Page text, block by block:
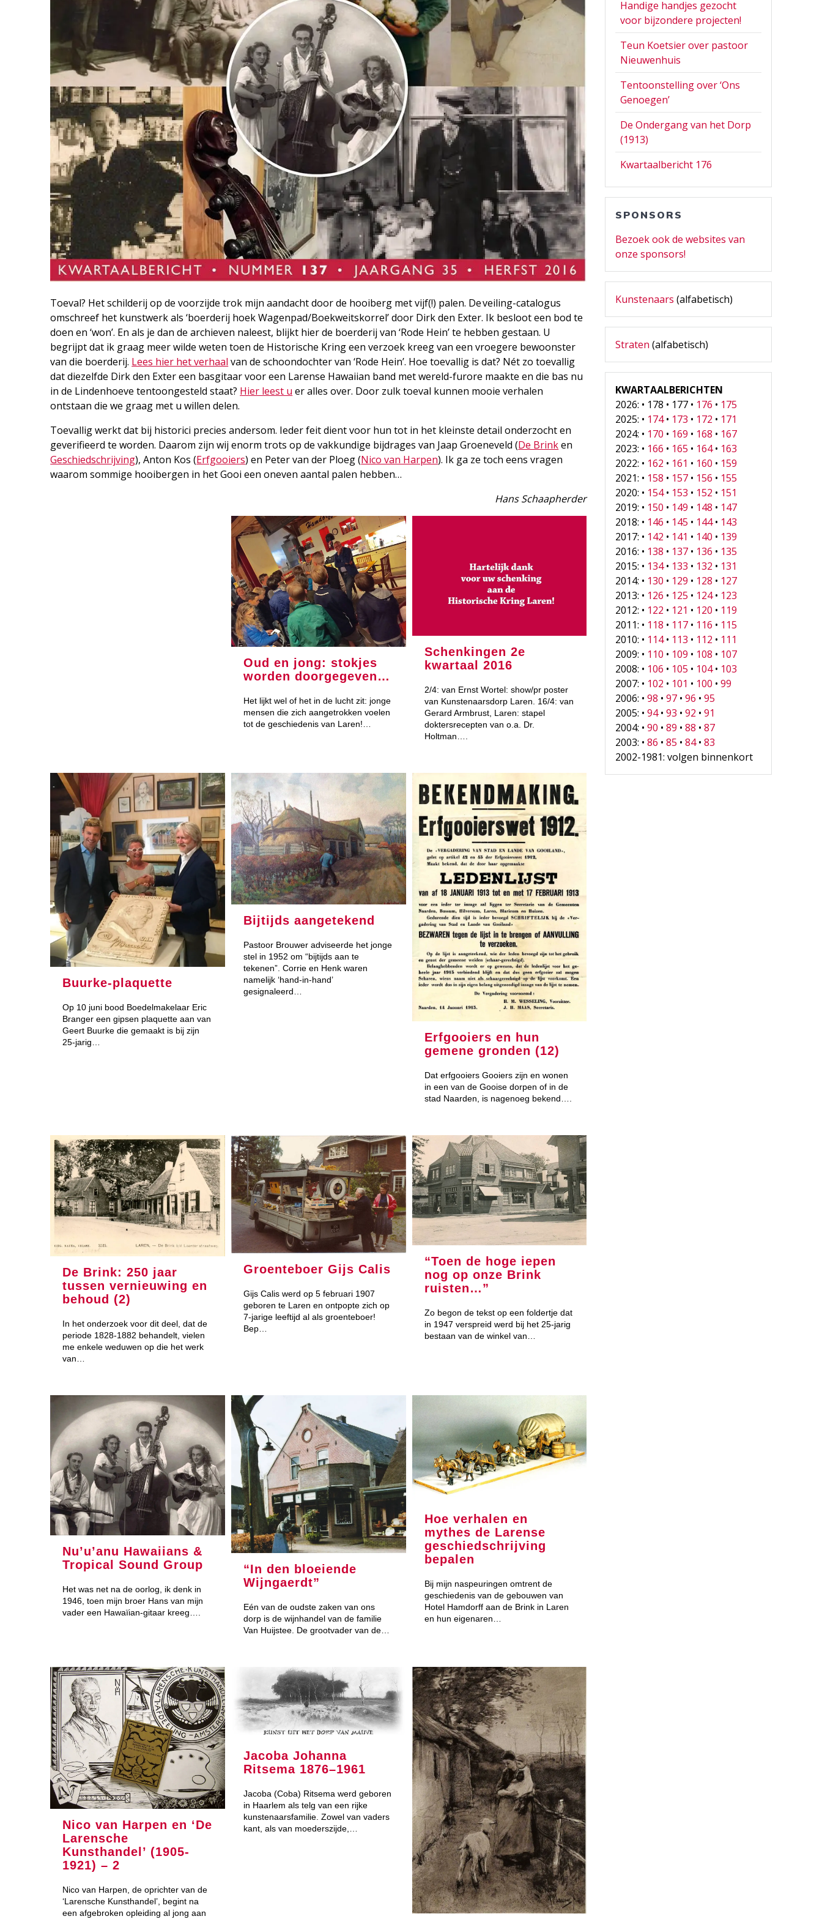
Toeval? Het schilderij op de voorzijde trok mijn aandacht door de hooiberg met vijf(!) palen. De veiling-catalogus
omschreef het kunstwerk als ‘boerderij hoek Wagenpad/Boekweitskorrel’ door Dirk den Exter. Ik besloot een bod te
doen en ‘won’. En als je dan de archieven naleest, blijkt hier de boerderij van ‘Rode Hein’ te hebben gestaan. U
begrijpt dat ik graag meer wilde weten toen de Historische Kring een verzoek kreeg van een vroegere bewoonster
van die boerderij. Lees hier het verhaal van de schoondochter van ‘Rode Hein’. Hoe toevallig is dat? Nét zo toevallig
dat diezelfde Dirk den Exter een basgitaar voor een Larense Hawaiian band met wereld-furore maakte en die bas nu
in de Lindenhoeve tentoongesteld staat? Hier leest u er alles over. Door zulk toeval kunnen mooie verhalen
ontstaan die we graag met u willen delen.
Toevallig werkt dat bij historici precies andersom. Ieder feit dient voor hun tot in het kleinste detail onderzocht en
geverifieerd te worden. Daarom zijn wij enorm trots op de vakkundige bijdrages van Jaap Groeneveld (De Brinken
Geschiedschrijving), Anton Kos (Erfgooiers) en Peter van der Ploeg (Nico van Harpen). Ik ga ze toch eens vragen
waarom sommige hooibergen in het Gooi een oneven aantal palen hebben…
Hans Schaapherder
Oud en jong: stokjes
worden doorgegeven…
Het lijkt wel of het in de lucht zit: jonge
mensen die zich aangetrokken voelen
tot de geschiedenis van Laren!…
Schenkingen 2e
kwartaal 2016
2/4: van Ernst Wortel: show/pr poster
van Kunstenaarsdorp Laren. 16/4: van
Gerard Armbrust, Laren: stapel
doktersrecepten van o.a. Dr.
Holtman….
Buurke-plaquette
Op 10 juni bood Boedelmakelaar Eric
Branger een gipsen plaquette aan van
Geert Buurke die gemaakt is bij zijn
25-jarig…
Bijtijds aangetekend
Pastoor Brouwer adviseerde het jonge
stel in 1952 om “bijtijds aan te
tekenen”. Corrie en Henk waren
namelijk ‘hand-in-hand’
gesignaleerd…
Erfgooiers en hun
gemene gronden (12)
Dat erfgooiers Gooiers zijn en wonen
in een van de Gooise dorpen of in de
stad Naarden, is nagenoeg bekend….
De Brink: 250 jaar
tussen vernieuwing en
behoud (2)
In het onderzoek voor dit deel, dat de
periode 1828-1882 behandelt, vielen
me enkele weduwen op die het werk
van…
Groenteboer Gijs Calis
Gijs Calis werd op 5 februari 1907
geboren te Laren en ontpopte zich op
7-jarige leeftijd al als groenteboer!
Bep…
“Toen de hoge iepen
nog op onze Brink
ruisten…”
Zo begon de tekst op een foldertje dat
in 1947 verspreid werd bij het 25-jarig
bestaan van de winkel van…
Nu’u’anu Hawaiians &
Tropical Sound Group
Het was net na de oorlog, ik denk in
1946, toen mijn broer Hans van mijn
vader een Hawaïian-gitaar kreeg….
“In den bloeiende
Wijngaerdt”
Eén van de oudste zaken van ons
dorp is de wijnhandel van de familie
Van Huijstee. De grootvader van de…
Hoe verhalen en
mythes de Larense
geschiedschrijving
bepalen
Bij mijn naspeuringen omtrent de
geschiedenis van de gebouwen van
Hotel Hamdorff aan de Brink in Laren
en hun eigenaren…
Nico van Harpen en ‘De
Larensche
Kunsthandel’ (1905-
1921) – 2
Nico van Harpen, de oprichter van de
‘Larensche Kunsthandel’, begint na
een afgebroken opleiding al jong aan
Jacoba Johanna
Ritsema 1876–1961
Jacoba (Coba) Ritsema werd geboren
in Haarlem als telg van een rijke
kunstenaarsfamilie. Zowel van vaders
kant, als van moederszijde,…
Handige handjes gezocht
voor bijzondere projecten!
Teun Koetsier over pastoor
Nieuwenhuis
Tentoonstelling over ‘Ons
Genoegen’
De Ondergang van het Dorp
(1913)
Kwartaalbericht 176
SPONSORS
Bezoek ook de websites van
onze sponsors!
Kunstenaars (alfabetisch)
Straten (alfabetisch)
KWARTAALBERICHTEN
2026: • 178 • 177 • 176 • 175
2025: • 174• 173 • 172 • 171
2024: • 170 • 169 • 168 • 167
2023: • 166 • 165 • 164• 163
2022: • 162 • 161 • 160 • 159
2021: • 158 • 157 • 156 • 155
2020: • 154• 153 • 152 • 151
2019: • 150 • 149 • 148 • 147
2018: • 146 • 145 • 144• 143
2017: • 142 • 141 • 140 • 139
2016: • 138 • 137 • 136 • 135
2015: • 134• 133 • 132 • 131
2014: • 130 • 129 • 128 • 127
2013: • 126 • 125 • 124• 123
2012: • 122 • 121 • 120 • 119
2011: • 118 • 117 • 116 • 115
2010: • 114• 113 • 112 • 111
2009: • 110 • 109 • 108 • 107
2008: • 106 • 105 • 104• 103
2007: • 102 • 101 • 100 •99
2006: •98 •97 •96 •95
2005: •94•93 •92 •91
2004: •90 •89 •88 •87
2003: •86 •85 •84•83
2002-1981: volgen binnenkort